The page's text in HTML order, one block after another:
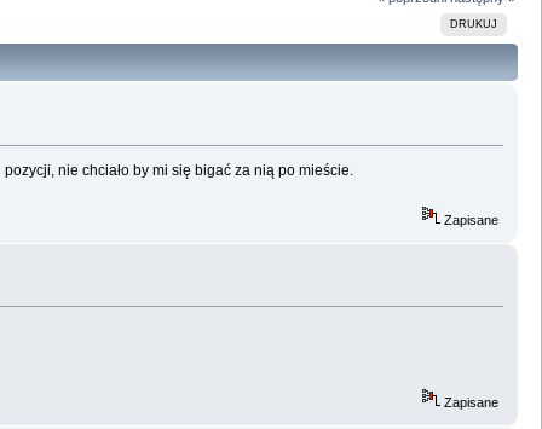
DRUKUJ
nie chciało by mi się bigać za nią po mieście.
Zapisane
Zapisane